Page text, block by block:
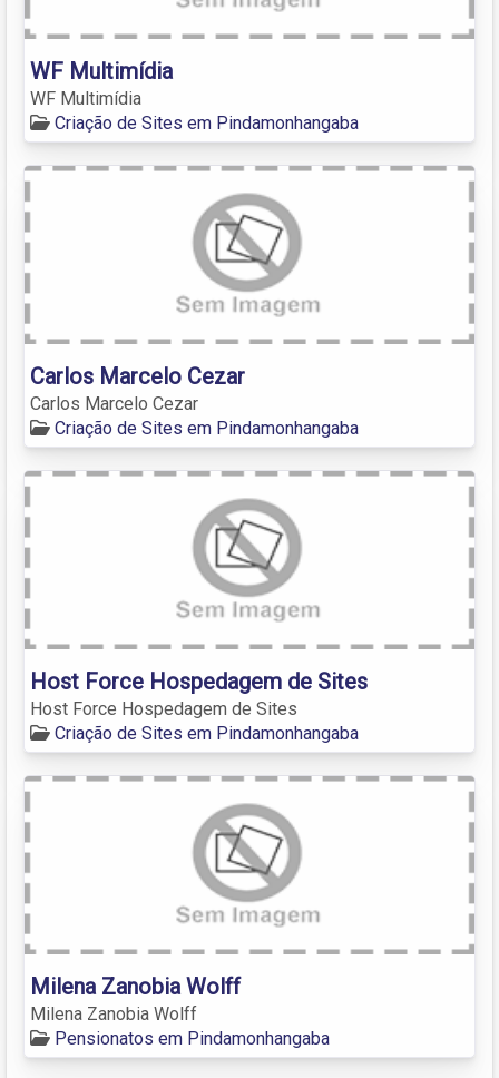
WF Multimídia
WF Multimídia
Criação de Sites em Pindamonhangaba
Carlos Marcelo Cezar
Carlos Marcelo Cezar
Criação de Sites em Pindamonhangaba
Host Force Hospedagem de Sites
Host Force Hospedagem de Sites
Criação de Sites em Pindamonhangaba
Milena Zanobia Wolff
Milena Zanobia Wolff
Pensionatos em Pindamonhangaba